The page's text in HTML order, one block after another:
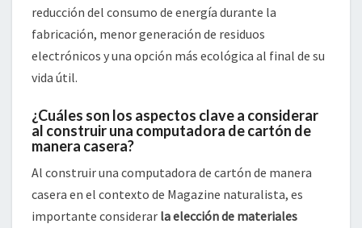
reducción del consumo de energía durante la
fabricación, menor generación de residuos
electrónicos y una opción más ecológica al final de su
vida útil.
¿Cuáles son los aspectos clave a considerar
al construir una computadora de cartón de
manera casera?
Al construir una computadora de cartón de manera
casera en el contexto de Magazine naturalista, es
importante considerar la elección de materiales